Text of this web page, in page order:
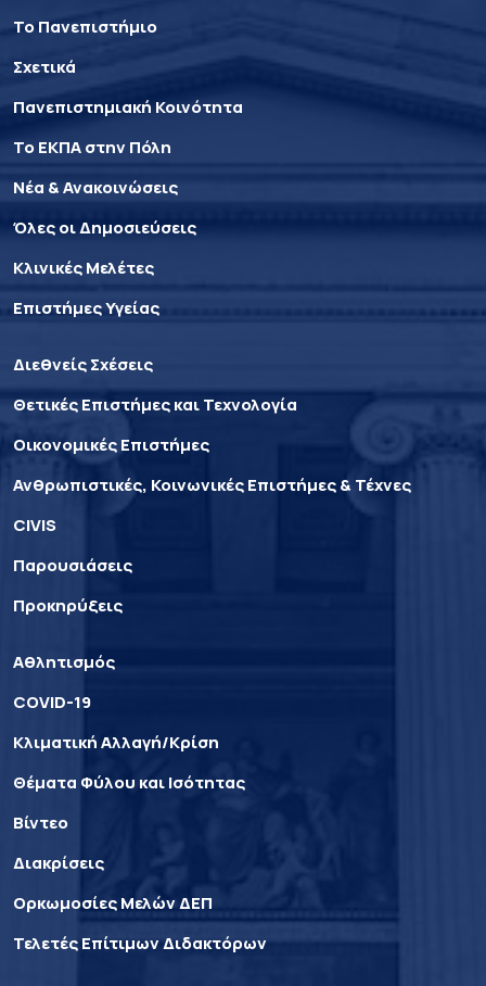
Το Πανεπιστήμιο
Σχετικά
Πανεπιστημιακή Κοινότητα
Το ΕΚΠΑ στην Πόλη
Νέα & Ανακοινώσεις
Όλες οι Δημοσιεύσεις
Κλινικές Μελέτες
Επιστήμες Υγείας
Διεθνείς Σχέσεις
Θετικές Επιστήμες και Τεχνολογία
Οικονομικές Επιστήμες
Ανθρωπιστικές, Κοινωνικές Επιστήμες & Τέχνες
CIVIS
Παρουσιάσεις
Προκηρύξεις
Αθλητισμός
COVID-19
Κλιματική Αλλαγή/Κρίση
Θέματα Φύλου και Ισότητας
Βίντεο
Διακρίσεις
Ορκωμοσίες Μελών ΔΕΠ
Τελετές Επίτιμων Διδακτόρων